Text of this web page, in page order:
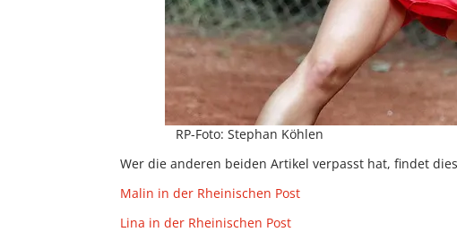
RP-Foto: Stephan Köhlen
Wer die anderen beiden Artikel verpasst hat, findet
Malin in der Rheinischen Post
Lina in der Rheinischen Post